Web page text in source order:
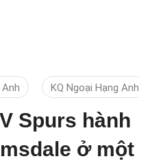
KQ Ngoại Hạng Anh
Spurs hành
ở một